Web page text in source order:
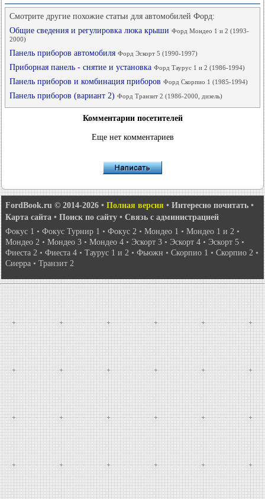
Смотрите другие похожие статьи для автомобилей Форд:
Общие сведения и регулировка люка крыши Форд Мондео 1 и 2 (1993-
2000)
Панель приборов автомобиля Форд Эскорт 5 (1990-1997)
Приборная панель - снятие и установка Форд Таурус 1 и 2 (1986-1994)
Панель приборов и комбинация приборов Форд Скорпио 1 (1985-1994)
Панель приборов (вариант 2) Форд Транзит 2 (1986-2000, дизель)
Комментарии посетителей
Еще нет комментариев
FordBook.ru © 2014-2026 • Полная версия • Интересно почитать •
Карта сайта • Поиск по сайту • Связь с администрацией
Фокус 1 • Фокус Турнир 1 • Фокус 2 • Мондео 1 • Мондео 1 и 2 •
Мондео 2 • Мондео 3 • Мондео 4 • Эскорт 3 • Эскорт 4 • Эскорт 5 •
Фиеста 2 • Фиеста 4 • Таурус 1 и 2 • Фьюжн • Скорпио 1 • Скорпио 2 •
Сиерра • Транзит 2